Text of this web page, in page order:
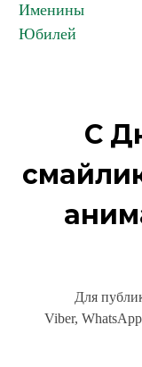
Именины
Юбилей
С
Для
Viber,